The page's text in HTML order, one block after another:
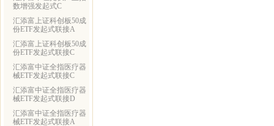
数增强发起式C
汇添富上证科创板50成
份ETF发起式联接A
汇添富上证科创板50成
份ETF发起式联接C
汇添富中证全指医疗器
械ETF发起式联接C
汇添富中证全指医疗器
械ETF发起式联接D
汇添富中证全指医疗器
械ETF发起式联接A